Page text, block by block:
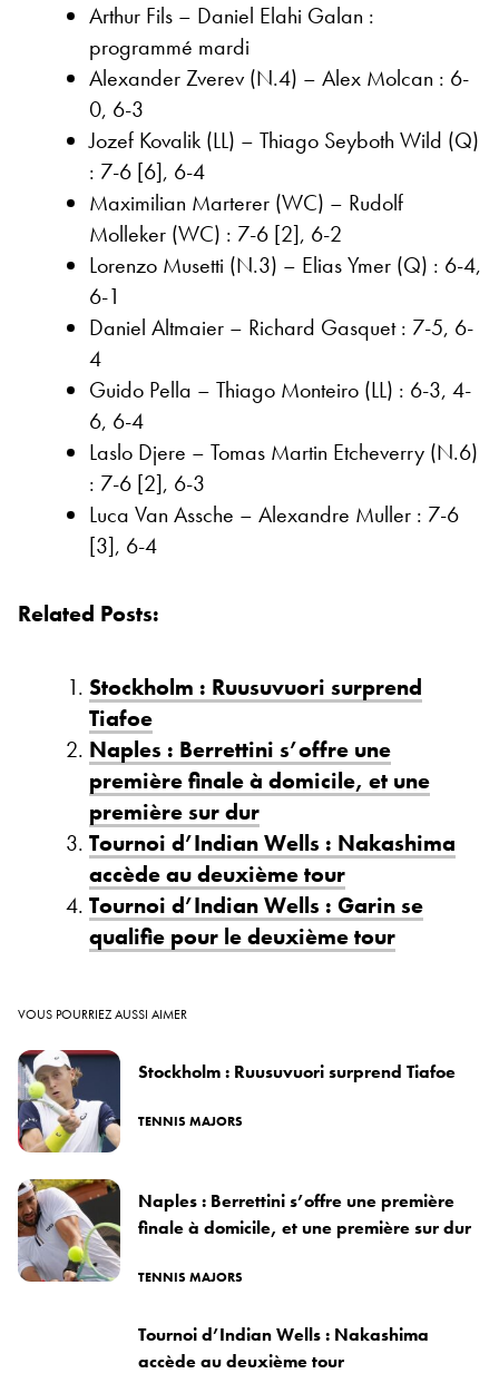
Arthur Fils – Daniel Elahi Galan :
programmé mardi
Alexander Zverev (N.4) – Alex Molcan : 6-
0, 6-3
Jozef Kovalik (LL) – Thiago Seyboth Wild (Q)
: 7-6 [6], 6-4
Maximilian Marterer (WC) – Rudolf
Molleker (WC) : 7-6 [2], 6-2
Lorenzo Musetti (N.3) – Elias Ymer (Q) : 6-4,
6-1
Daniel Altmaier – Richard Gasquet : 7-5, 6-
4
Guido Pella – Thiago Monteiro (LL) : 6-3, 4-
6, 6-4
Laslo Djere – Tomas Martin Etcheverry (N.6)
: 7-6 [2], 6-3
Luca Van Assche – Alexandre Muller : 7-6
[3], 6-4
Related Posts:
Stockholm : Ruusuvuori surprend
Tiafoe
Naples : Berrettini s’offre une
première finale à domicile, et une
première sur dur
Tournoi d’Indian Wells : Nakashima
accède au deuxième tour
Tournoi d’Indian Wells : Garin se
qualifie pour le deuxième tour
VOUS POURRIEZ AUSSI AIMER
Stockholm : Ruusuvuori surprend Tiafoe
TENNIS MAJORS
Naples : Berrettini s’offre une première
finale à domicile, et une première sur dur
TENNIS MAJORS
Tournoi d’Indian Wells : Nakashima
accède au deuxième tour